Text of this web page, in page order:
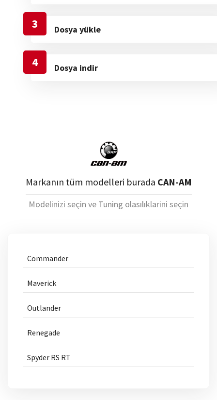
3 Dosya yükle
4 Dosya indir
Markanın tüm modelleri burada CAN-AM
Modelinizi seçin ve Tuning olasılıklarini seçin
Commander
Maverick
Outlander
Renegade
Spyder RS RT